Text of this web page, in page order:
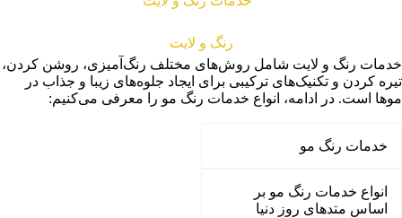
رنگ و لایت
خدمات رنگ و لایت شامل روش‌های مختلف رنگ‌آمیزی، روشن کردن،
تیره کردن و تکنیک‌های ترکیبی برای ایجاد جلوه‌های زیبا و جذاب در
موها است. در ادامه، انواع خدمات رنگ مو را معرفی می‌کنیم:
خدمات رنگ مو
انواع خدمات رنگ مو بر
اساس متدهای روز دنیا